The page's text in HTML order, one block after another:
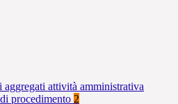
aggregati attività amministrativa
procedimento 2